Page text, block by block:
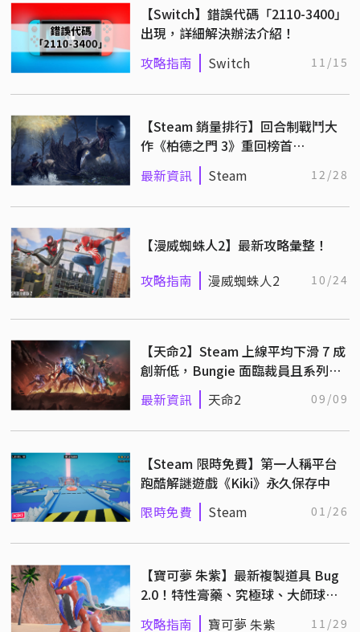
【Switch】錯誤代碼「2110-3400」
出現，詳細解決辦法介紹！
攻略指南 Switch 11/15
【Steam 銷量排行】回合制戰鬥大
作《柏德之門 3》重回榜首
（12/19~12/26）
最新資訊 Steam 12/28
【漫威蜘蛛人2】最新攻略彙整！
攻略指南 漫威蜘蛛人2 10/24
【天命2】Steam 上線平均下滑 7 成
創新低，Bungie 面臨裁員且系列作
品進度落後！
最新資訊 天命2 09/09
【Steam 限時免費】第一人稱平台
跑酷解謎遊戲《Kiki》永久保存中
限時免費 Steam 01/26
【寶可夢 朱紫】最新複製道具 Bug
2.0！特性膏藥、究極球、大師球無
限複製不是問題！
攻略指南 寶可夢 朱紫 11/29